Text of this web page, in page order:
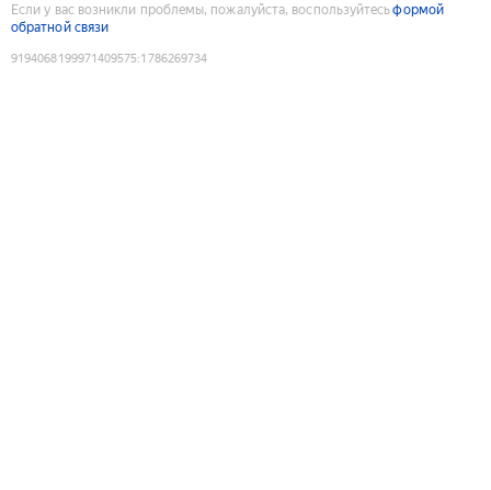
Если у вас возникли проблемы, пожалуйста, воспользуйтесьформой
обратной связи
9194068199971409575:1786269734